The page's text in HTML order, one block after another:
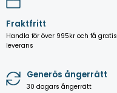
Fraktfritt
Handla för över 995kr och få gratis
leverans
Generös ångerrätt
30 dagars ångerrätt